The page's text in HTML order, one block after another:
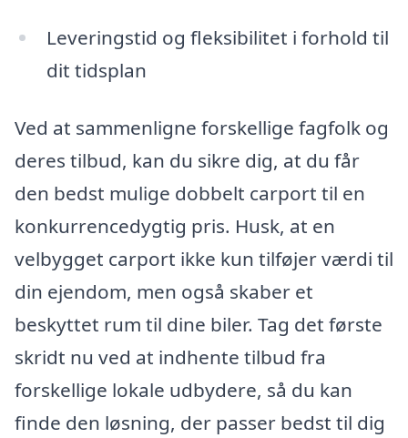
Leveringstid og fleksibilitet i forhold til
dit tidsplan
Ved at sammenligne forskellige fagfolk og
deres tilbud, kan du sikre dig, at du får
den bedst mulige dobbelt carport til en
konkurrencedygtig pris. Husk, at en
velbygget carport ikke kun tilføjer værdi til
din ejendom, men også skaber et
beskyttet rum til dine biler. Tag det første
skridt nu ved at indhente tilbud fra
forskellige lokale udbydere, så du kan
finde den løsning, der passer bedst til dig